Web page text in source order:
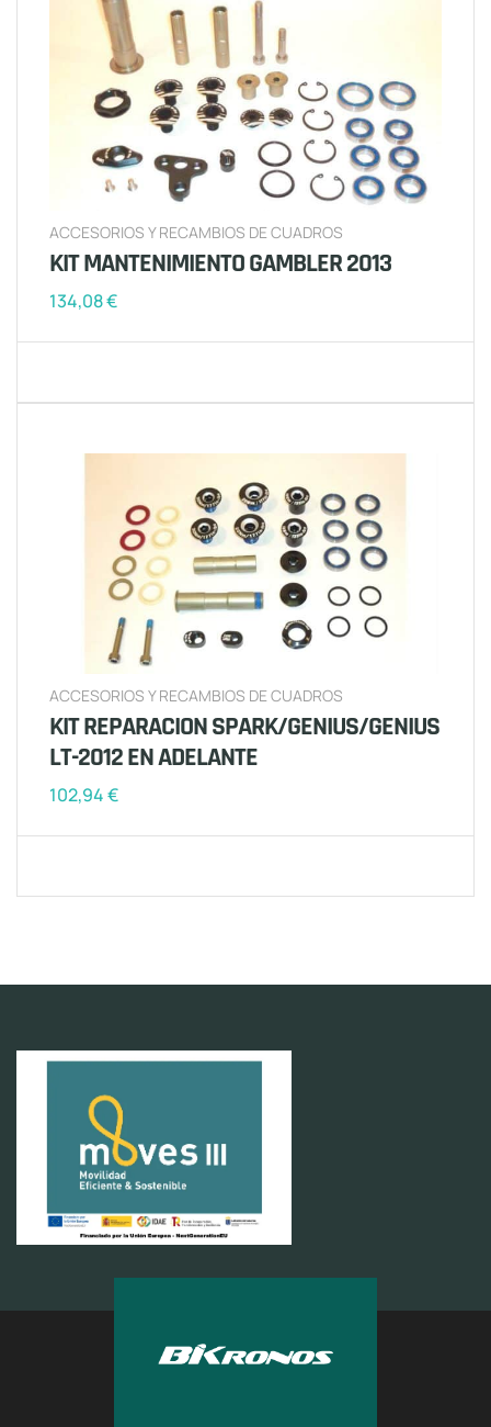
ACCESORIOS Y RECAMBIOS DE CUADROS
KIT MANTENIMIENTO GAMBLER 2013
134,08€
ACCESORIOS Y RECAMBIOS DE CUADROS
KIT REPARACION SPARK/GENIUS/GENIUS
LT-2012 EN ADELANTE
102,94€